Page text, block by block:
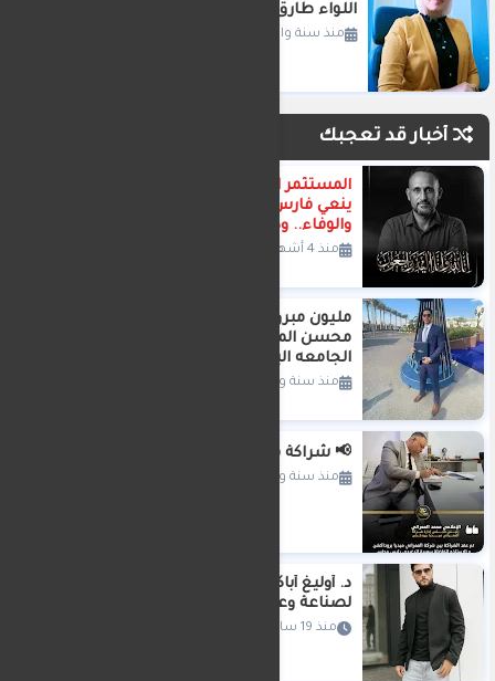
اللواء طارق مرزوق محافظ الدقهلية
منذ سنة واحدة
أخبار قد تعجبك
المستثمر العراقي م.مصطفى الفعل
ينعي فارس من فرسان الإخلاص
والوفاء.. وداعاً سيد أحمد محمد
منذ 4 أشهر
مليون مبروك تخرج نجل المحاسب
محسن المهدي المهندس محمود من
الجامعه البريطانية
منذ سنة واحدة
📢 شراكة قوية في عالم الإعلام 📢
منذ سنة واحدة
لصناعة وعي صحي يتجاوز حدود العلاج
منذ 19 ساعة